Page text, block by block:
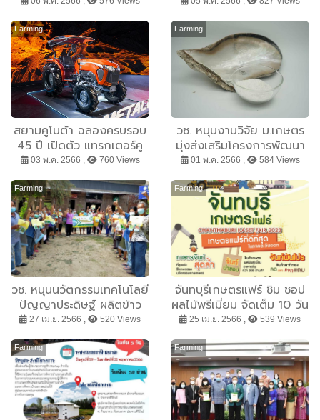
เคลื่อนต้นแบบ BCG
Farming ด้วยวิจัยและ
เทคโนโลยี เพื่อยกระดับ
ผลิตภัณฑ์สร้างรายได้ให้
ชุมชน
เกษตรกรรายเล็ก
Farming
สยามคูโบต้า ฉลองครบรอบ
45 ปี เปิดตัว แทรกเตอร์คู
โบต้า L-Metallic Edition
03 พ.ค. 2566 , 760 Views
Farming
วช. หนุนงานวิจัย ม.เกษตร
มุ่งส่งเสริมโครงการพัฒนา
มูลค่าการเลี้ยงหอยมุก สู่
อุตสาหกรรมความงามและ
สุขภาพ
01 พ.ค. 2566 , 584 Views
Farming
วช. หนุนนวัตกรรมเทคโนโลยี
ปัญญาประดิษฐ์ ผลิตข้าว
ครบจบในแอพเดียวยกระดับ
รายได้ชาวนาไทยอย่าง
ยั่งยืน
27 เม.ย. 2566 , 520 Views
Farming
จันทบุรีเกษตรแฟร์ ชิม ชอป
ผลไม้พรีเมี่ยม จัดเต็ม 10 วัน
กว่า 200 ร้านค้า สายกินผล
ไม้ สายชอปของดี ไม่ควร
พลาด 28 เม.ย.-7 พ.ค.นี้
เกษตร์แฟร์ที่ดีที่สุดในภาค
ตะวันออก
25 เม.ย. 2566 , 539 Views
Farming Farming